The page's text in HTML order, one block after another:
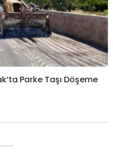
Parke Taşı Döşeme